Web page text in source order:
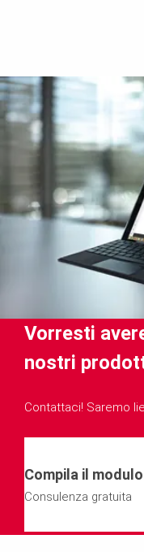
Vorresti
nostri
Contattaci! Saremo
Compila il modulo
Consulenza gratuita